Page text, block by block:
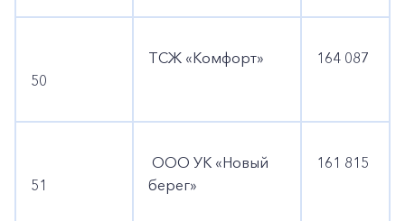
50
ТСЖ «Комфорт» 164 087
51
ООО УК «Новый
берег»
161 815